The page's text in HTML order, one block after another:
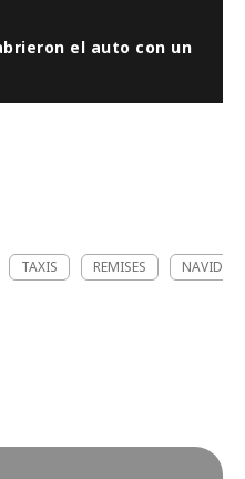
el auto con un
TAXIS REMISES NAVIDAD